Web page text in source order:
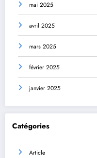
mai 2025
avril 2025
mars 2025
février 2025
janvier 2025
Catégories
Article